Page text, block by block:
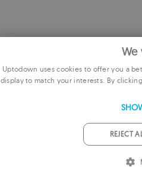
We
Uptodown uses cookies to offer you a
display to match your interests. By
REJECT